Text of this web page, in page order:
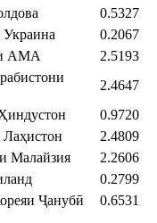
0.5327
0.2067
АМА
2.5193
2.4647
0.9720
2.4809
Малайзия
2.2606
0.2799
Ҷанубӣ 0.6531